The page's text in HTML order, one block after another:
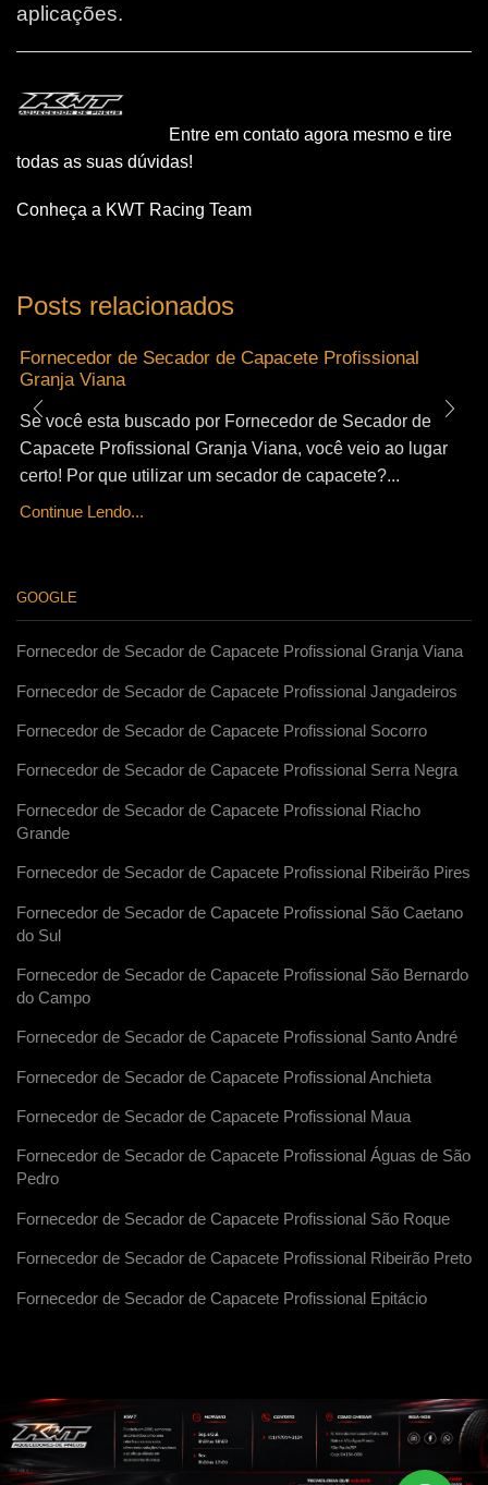
aplicações.
Entre em contato agora mesmo e tire
todas as suas dúvidas!
Conheça a KWT Racing Team
Posts relacionados
Fornecedor de Secador de Capacete Profissional
Granja Viana
Se você esta buscado por Fornecedor de Secador de
Capacete Profissional Granja Viana, você veio ao lugar
certo! Por que utilizar um secador de capacete?...
Continue Lendo...
GOOGLE
Fornecedor de Secador de Capacete Profissional Granja Viana
Fornecedor de Secador de Capacete Profissional Jangadeiros
Fornecedor de Secador de Capacete Profissional Socorro
Fornecedor de Secador de Capacete Profissional Serra Negra
Fornecedor de Secador de Capacete Profissional Riacho
Grande
Fornecedor de Secador de Capacete Profissional Ribeirão Pires
Fornecedor de Secador de Capacete Profissional São Caetano
do Sul
Fornecedor de Secador de Capacete Profissional São Bernardo
do Campo
Fornecedor de Secador de Capacete Profissional Santo André
Fornecedor de Secador de Capacete Profissional Anchieta
Fornecedor de Secador de Capacete Profissional Maua
Fornecedor de Secador de Capacete Profissional Águas de São
Pedro
Fornecedor de Secador de Capacete Profissional São Roque
Fornecedor de Secador de Capacete Profissional Ribeirão Preto
Fornecedor de Secador de Capacete Profissional Epitácio